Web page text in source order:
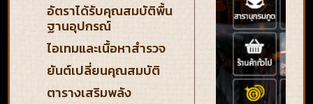
อัตราได้รับคุณสมบัติพื้น
ฐานอุปกรณ์
ไอเทมและเนื้อหาสำรวจ
ยันต์เปลี่ยนคุณสมบัติ
ตารางเสริมพลัง